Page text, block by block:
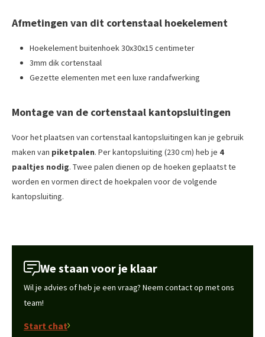
Afmetingen van dit cortenstaal hoekelement
Hoekelement buitenhoek 30x30x15 centimeter
3mm dik cortenstaal
Gezette elementen met een luxe randafwerking
Montage van de cortenstaal kantopsluitingen
Voor het plaatsen van cortenstaal kantopsluitingen kan je gebruik
maken van piketpalen. Per kantopsluiting (230 cm) heb je 4
paaltjes nodig. Twee palen dienen op de hoeken geplaatst te
worden en vormen direct de hoekpalen voor de volgende
kantopsluiting.
We staan voor je klaar
Wil je advies of heb je een vraag? Neem contact op met ons
team!
Start chat